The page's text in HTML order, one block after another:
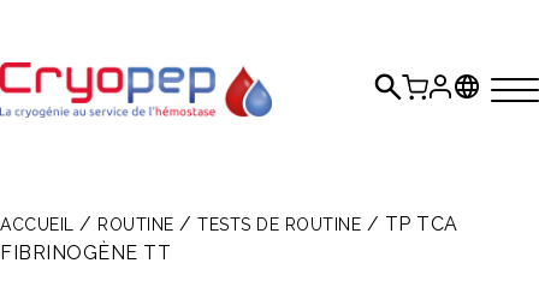
ACCUEIL / ROUTINE / TESTS DE ROUTINE / TP TCA
FIBRINOGÈNE TT